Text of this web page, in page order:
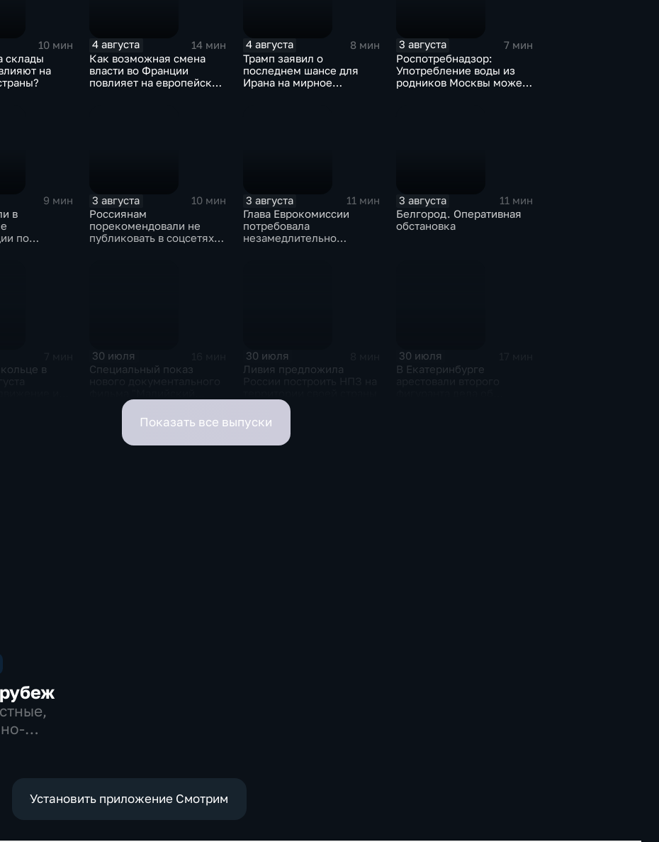
10 мин
склады
на
4 августа
14 мин
Как возможная смена
власти во Франции
повлияет на европейскую
4 августа
8 мин
Трамп заявил о
последнем шансе для
Ирана на мирное
3 августа
7 мин
Роспотребнадзор:
Употребление воды из
родников Москвы может
9 мин
в
по
3 августа
10 мин
Россиянам
порекомендовали не
публиковать в соцсетях
3 августа
11 мин
Глава Еврокомиссии
потребовала
незамедлительно
3 августа
11 мин
Белгород. Оперативная
обстановка
в
30 июля
Специальный показ
рубеж" прошел в столице
в рамках фестиваля
"RT.Док: Время наших
героев"
30 июля
Ливия предложила
30 июля
В Екатеринбурге
Показать все выпуски
Установить приложение Смотрим